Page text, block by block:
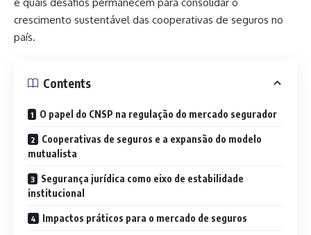
crescimento sustentável das cooperativas de seguros no
país.
Contents
O papel do CNSP na regulação do mercado segurador
Cooperativas de seguros e a expansão do modelo
mutualista
Segurança jurídica como eixo de estabilidade
institucional
Impactos práticos para o mercado de seguros